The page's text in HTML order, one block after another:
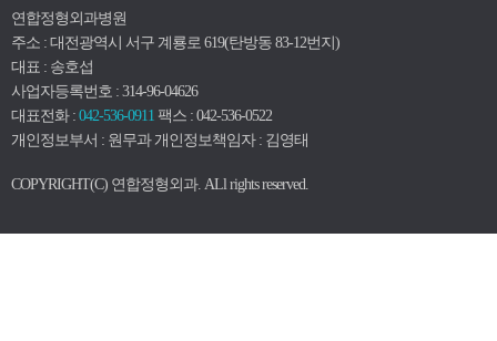
연합정형외과병원
주소 : 대전광역시 서구 계룡로 619(탄방동 83-12번지)
대표 : 송호섭
사업자등록번호 : 314-96-04626
대표전화 : 042-536-0911 팩스 : 042-536-0522
개인정보부서 : 원무과 개인정보책임자 : 김영태
COPYRIGHT(C) 연합정형외과. ALl rights reserved.